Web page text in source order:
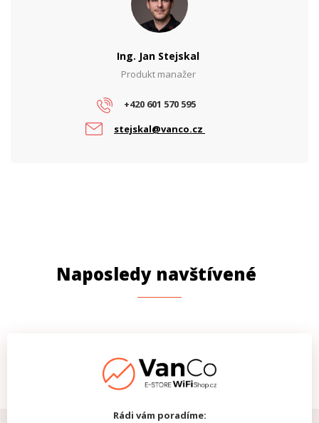
Ing. Jan Stejskal
Produkt manažer
+420 601 570 595
stejskal@vanco.cz
Naposledy navštívené
Rádi vám poradíme: